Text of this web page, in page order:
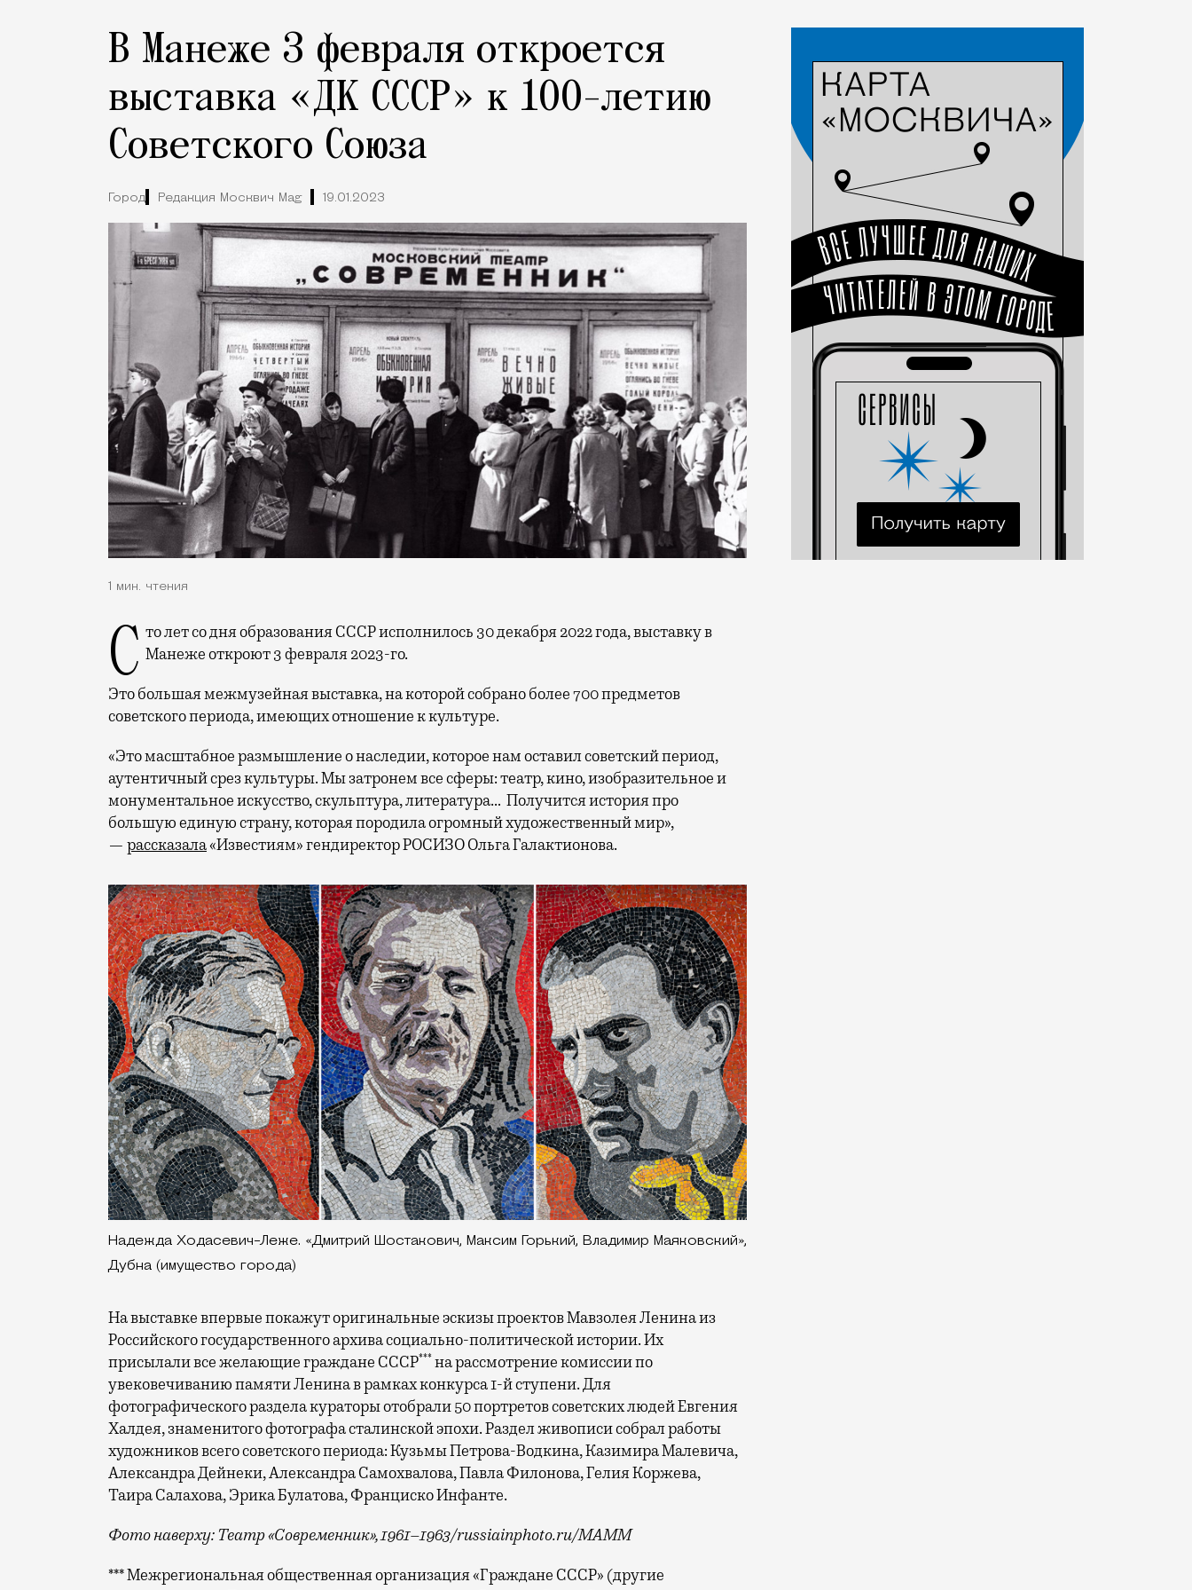
В Манеже 3 февраля откроется
выставка «ДК СССР» к 100-летию
Советского Союза
Город Редакция Москвич Mag 19.01.2023
1 мин. чтения
Сто лет со дня образования СССР исполнилось 30 декабря 2022 года, выставку в Манеже откроют 3 февраля 2023-го.
Это большая межмузейная выставка, на которой собрано более 700 предметов
советского периода, имеющих отношение к культуре.
«Это масштабное размышление о наследии, которое нам оставил советский период,
аутентичный срез культуры. Мы затронем все сферы: театр, кино, изобразительное и
монументальное искусство, скульптура, литература… Получится история про
большую единую страну, которая породила огромный художественный мир»,
— рассказала«Известиям» гендиректор РОСИЗО Ольга Галактионова.
Надежда Ходасевич-Леже. «Дмитрий Шостакович, Максим Горький, Владимир Маяковский»,
Дубна (имущество города)
На выставке впервые покажут оригинальные эскизы проектов Мавзолея Ленина из
Российского государственного архива социально-политической истории. Их
присылали все желающие граждане СССР***на рассмотрение комиссии по
увековечиванию памяти Ленина в рамках конкурса 1-й ступени. Для
фотографического раздела кураторы отобрали 50 портретов советских людей Евгения
Халдея, знаменитого фотографа сталинской эпохи. Раздел живописи собрал работы
художников всего советского периода: Кузьмы Петрова-Водкина, Казимира Малевича,
Александра Дейнеки, Александра Самохвалова, Павла Филонова, Гелия Коржева,
Таира Салахова, Эрика Булатова, Франциско Инфанте.
Фото наверху: Театр «Современник», 1961–1963/russiainphoto.ru/МАММ
*** Межрегиональная общественная организация «Граждане СССР» (другие